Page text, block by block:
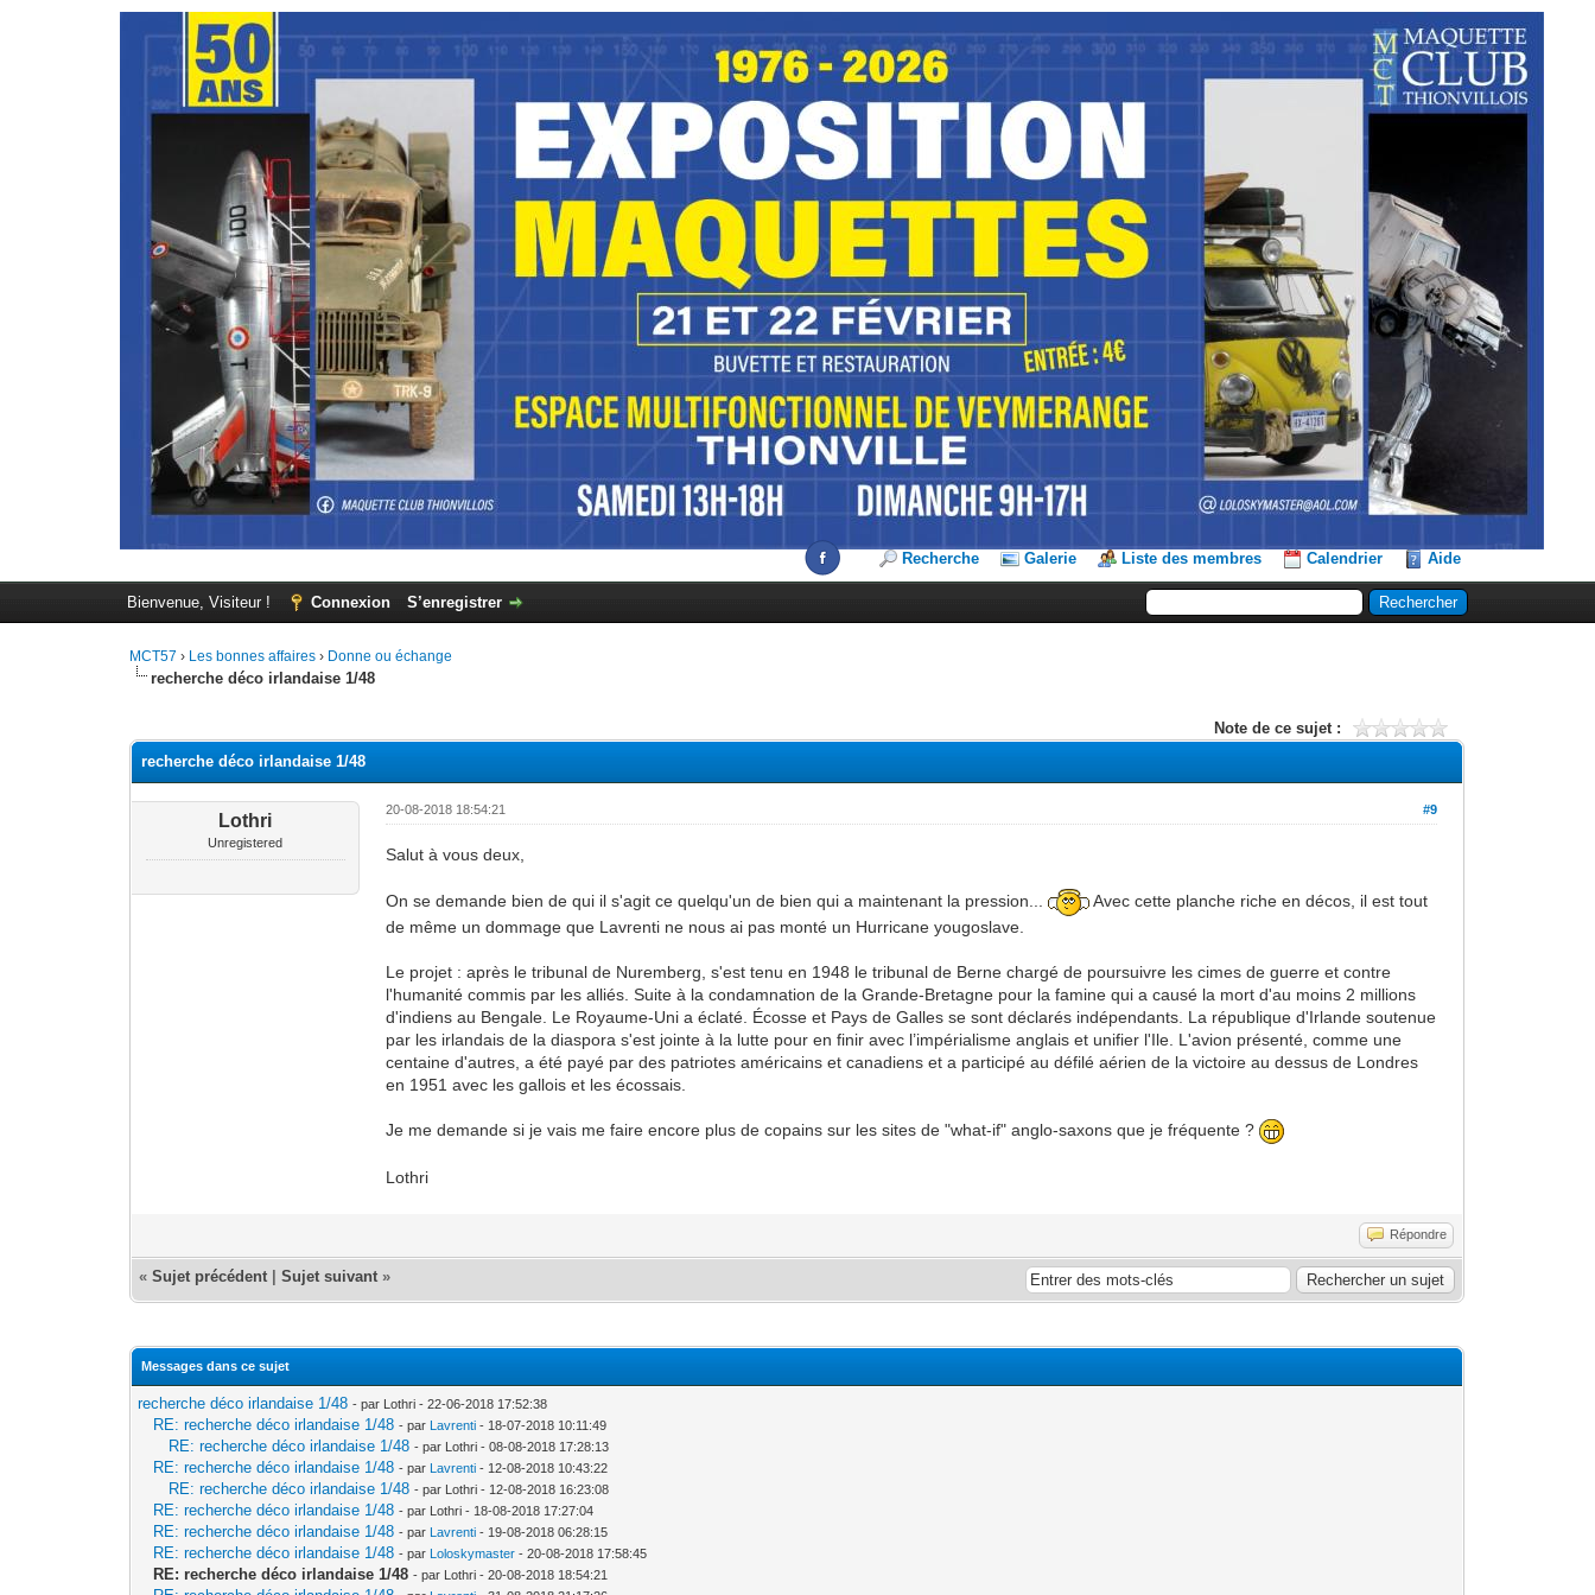
Recherche Galerie Liste des membres Calendrier Aide
Bienvenue, Visiteur ! Connexion S’enregistrer
MCT57 › Les bonnes affaires › Donne ou échange
recherche déco irlandaise 1/48
Note de ce sujet :
recherche déco irlandaise 1/48
Lothri
Unregistered
#9
20-08-2018 18:54:21
Salut à vous deux,
On se demande bien de qui il s'agit ce quelqu'un de bien qui a maintenant la pression...
Avec cette planche riche en décos, il est tout
de même un dommage que Lavrenti ne nous ai pas monté un Hurricane yougoslave.
Le projet : après le tribunal de Nuremberg, s'est tenu en 1948 le tribunal de Berne chargé de poursuivre les cimes de guerre et contre
l'humanité commis par les alliés. Suite à la condamnation de la Grande-Bretagne pour la famine qui a causé la mort d'au moins 2 millions
d'indiens au Bengale. Le Royaume-Uni a éclaté. Écosse et Pays de Galles se sont déclarés indépendants. La république d'Irlande soutenue
par les irlandais de la diaspora s'est jointe à la lutte pour en finir avec l’impérialisme anglais et unifier l'Ile. L'avion présenté, comme une
centaine d'autres, a été payé par des patriotes américains et canadiens et a participé au défilé aérien de la victoire au dessus de Londres
en 1951 avec les gallois et les écossais.
Je me demande si je vais me faire encore plus de copains sur les sites de "what-if" anglo-saxons que je fréquente ?
Lothri
Répondre
«Sujet précédent |Sujet suivant »
Messages dans ce sujet
recherche déco irlandaise 1/48 - par Lothri - 22-06-2018 17:52:38
RE: recherche déco irlandaise 1/48 - par Lavrenti - 18-07-2018 10:11:49
RE: recherche déco irlandaise 1/48 - par Lothri - 08-08-2018 17:28:13
RE: recherche déco irlandaise 1/48 - par Lavrenti - 12-08-2018 10:43:22
RE: recherche déco irlandaise 1/48 - par Lothri - 12-08-2018 16:23:08
RE: recherche déco irlandaise 1/48 - par Lothri - 18-08-2018 17:27:04
RE: recherche déco irlandaise 1/48 - par Lavrenti - 19-08-2018 06:28:15
RE: recherche déco irlandaise 1/48 - par Loloskymaster - 20-08-2018 17:58:45
RE: recherche déco irlandaise 1/48 - par Lothri - 20-08-2018 18:54:21